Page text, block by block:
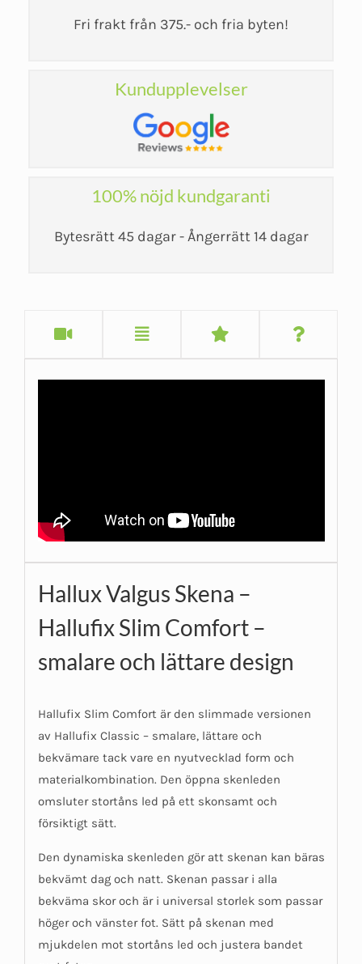
Fri frakt från 375.- och fria byten!
Kundupplevelser
100% nöjd kundgaranti
Bytesrätt 45 dagar - Ångerrätt 14 dagar
Hallux Valgus Skena –
Hallufix Slim Comfort –
smalare och lättare design
Hallufix Slim Comfort är den slimmade versionen
av Hallufix Classic – smalare, lättare och
bekvämare tack vare en nyutvecklad form och
materialkombination. Den öppna skenleden
omsluter stortåns led på ett skonsamt och
försiktigt sätt.
Den dynamiska skenleden gör att skenan kan bäras
bekvämt dag och natt. Skenan passar i alla
bekväma skor och är i universal storlek som passar
höger och vänster fot. Sätt på skenan med
mjukdelen mot stortåns led och justera bandet